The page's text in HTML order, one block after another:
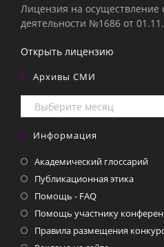
Лицензия на осуществление
деятельности №1686 от
Открыть лицензию
Архивы СМИ
Архивы
СМИ
Информация
Академический глоссарий
Публикационная этика
Помощь - FAQ
Помощь участнику
Правила размещения